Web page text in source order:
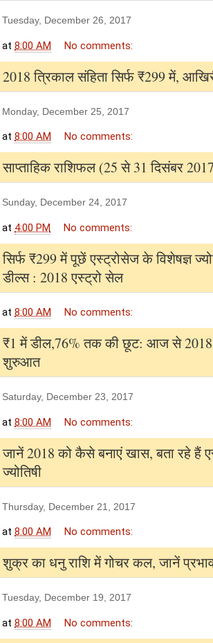
Tuesday, December 26, 2017
at 8:00 AM No comments:
2018 त्रिकाल संहिता सिर्फ ₹299 में,
Monday, December 25, 2017
at 8:00 AM No comments:
साप्ताहिक राशिफल (25 से 31 दिसंबर
Sunday, December 24, 2017
at 4:00 PM No comments:
सिर्फ ₹299 में पूछें एस्ट्रोसेज के विशेषज्ञ
डील्स : 2018 एस्ट्रो सेल
at 8:00 AM No comments:
₹1 में डील,76% तक की छूट: आज से 2018
शुरुआत
Saturday, December 23, 2017
at 8:00 AM No comments:
जानें 2018 को कैसे बनाएं खास, बता रहे हैं
ज्योतिषी
Thursday, December 21, 2017
at 8:00 AM No comments:
शुक्र का धनु राशि में गोचर कल, जानें
Tuesday, December 19, 2017
at 8:00 AM No comments: